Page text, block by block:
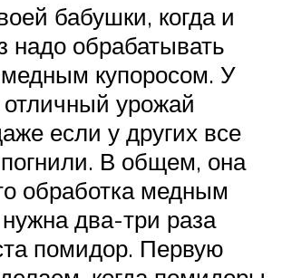
бабушки, когда и
надо обрабатывать
купоросом. У
отличный урожай
если у других все
В общем, она
обработка медным
два-три раза
помидор. Первую